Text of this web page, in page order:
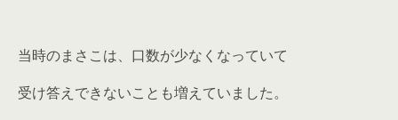
当時のまさこは、口数が少なくなっていて
受け答えできないことも増えていました。